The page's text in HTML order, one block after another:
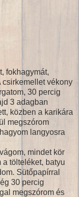
fokhagymát,
csirkemellet vékony
30 percig
3 adagban
közben a karikára
megszórom
langyosra
mindet kör
tölteléket, batyu
Sütőpapírral
30 percig
megszórom és